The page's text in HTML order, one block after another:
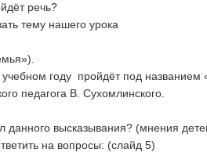
речь?
тему нашего урока
году пройдёт под
педагога В. Сухомлинского.
данного высказывания? (мнения
на вопросы: (слайд 5)